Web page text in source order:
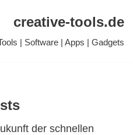
creative-tools.de
| Software | Apps | Gadgets
der schnellen